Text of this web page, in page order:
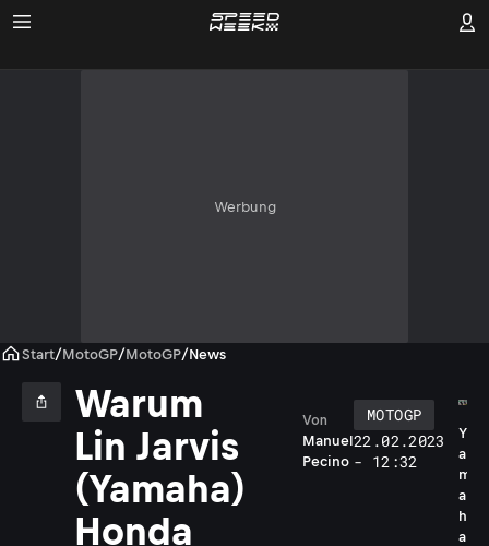
Werbung
Start/MotoGP/MotoGP/News
Warum
Lin Jarvis
(Yamaha)
Honda
Manuel
Pecino
Von
MOTOGP
22.02.2023
- 12:32
Y
a
m
a
h
a